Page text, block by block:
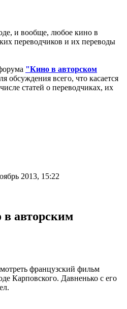
и вообще, любое кино в
переводчиков и их переводы
"Кино в авторском
обсуждения всего, что касается
статей о переводчиках, их
2013, 15:22
авторским
французский фильм
Карповского. Давненько с его